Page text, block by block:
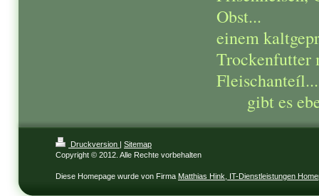
Obst...
einem
Trockenfutter
gibt es
Druckversion | Sitemap
Copyright © 2012. Alle Rechte vorbehalten
Diese Homepage wurde von Firma Matthias Hink, IT-Dienstleistungen